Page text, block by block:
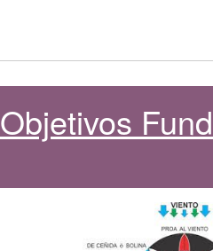
Objetivos